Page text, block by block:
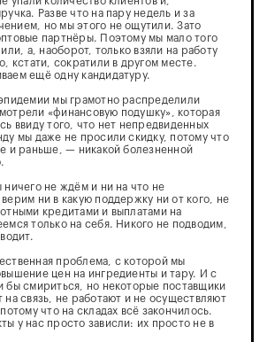
Разве что на пару недель и за
но мы этого не ощутили. Зато
партнёры. Поэтому мы мало того
а, наоборот, только взяли на работу
кстати, сократили в другом месте.
ещё одну кандидатуру.
мы грамотно распределили
«финансовую подушку», которая
ввиду того, что нет непредвиденных
мы даже не просили скидку, потому что
и раньше, — никакой болезненной
ничего не ждём и ни на что не
ни в какую поддержку ни от кого, не
кредитами и выплатами на
только на себя. Никого не подводим,
проблема, с которой мы
цен на ингредиенты и тару. И с
бы смириться, но некоторые поставщики
на связь, не работают и не осуществляют
что на складах всё закончилось.
у нас просто зависли: их просто не в